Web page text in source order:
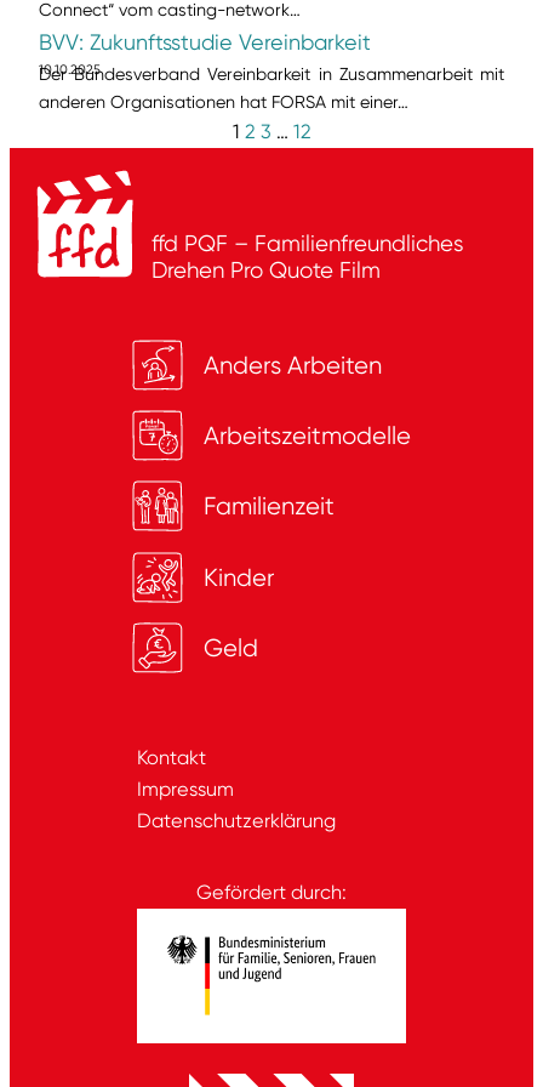
Connect“ vom casting-network…
BVV: Zukunftsstudie Vereinbarkeit
10.10.2025
Der Bundesverband Vereinbarkeit in Zusammenarbeit mit
anderen Organisationen hat FORSA mit einer…
1 2 3 … 12
ffd PQF – Familienfreundliches
Drehen Pro Quote Film
Anders Arbeiten
Arbeitszeitmodelle
Familienzeit
Kinder
Geld
Kontakt
Impressum
Datenschutzerklärung
Gefördert durch: